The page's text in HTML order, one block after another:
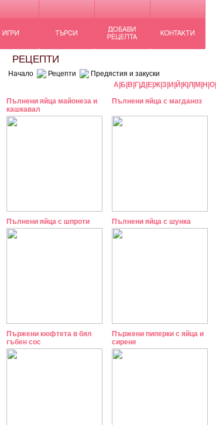
РЕЦЕПТИ
Начало Рецепти Предястия и закуски
А Б В Г Д Е Ж З И Й К Л М Н О
Пълнени яйца майонеза и
кашкавал
Пълнени яйца с магданоз
Пълнени яйца с шпроти Пълнени яйца с шунка
Пържени кюфтета в бял
гъбен сос
Пържени пиперки с яйца и
сирене